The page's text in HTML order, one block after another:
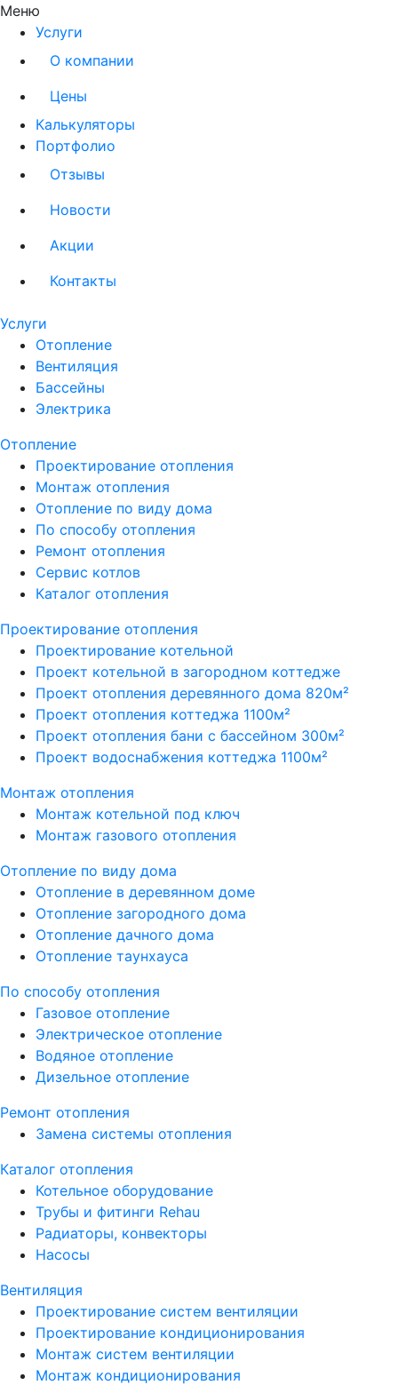
Меню
Услуги
О компании
Цены
Калькуляторы
Портфолио
Отзывы
Новости
Акции
Контакты
Услуги
Отопление
Вентиляция
Бассейны
Электрика
Отопление
Проектирование отопления
Монтаж отопления
Отопление по виду дома
По способу отопления
Ремонт отопления
Сервис котлов
Каталог отопления
Проектирование отопления
Проектирование котельной
Проект котельной в загородном коттедже
Проект отопления деревянного дома 820м²
Проект отопления коттеджа 1100м²
Проект отопления бани с бассейном 300м²
Проект водоснабжения коттеджа 1100м²
Монтаж отопления
Монтаж котельной под ключ
Монтаж газового отопления
Отопление по виду дома
Отопление в деревянном доме
Отопление загородного дома
Отопление дачного дома
Отопление таунхауса
По способу отопления
Газовое отопление
Электрическое отопление
Водяное отопление
Дизельное отопление
Ремонт отопления
Замена системы отопления
Каталог отопления
Котельное оборудование
Трубы и фитинги Rehau
Радиаторы, конвекторы
Насосы
Вентиляция
Проектирование систем вентиляции
Проектирование кондиционирования
Монтаж систем вентиляции
Монтаж кондиционирования